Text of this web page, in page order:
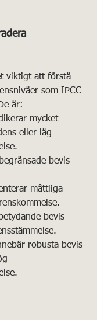
viktigt att förstå
som IPCC
är:
mycket
eller låg
bevis
måttliga
bevis
robusta bevis